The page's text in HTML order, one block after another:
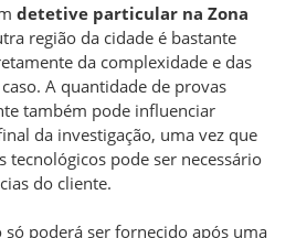
detetive particular na Zona
região da cidade é bastante
da complexidade e das
A quantidade de provas
também pode influenciar
da investigação, uma vez que
tecnológicos pode ser necessário
do cliente.
poderá ser fornecido após uma